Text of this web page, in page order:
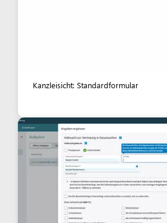
Kanzleisicht: Standardformular